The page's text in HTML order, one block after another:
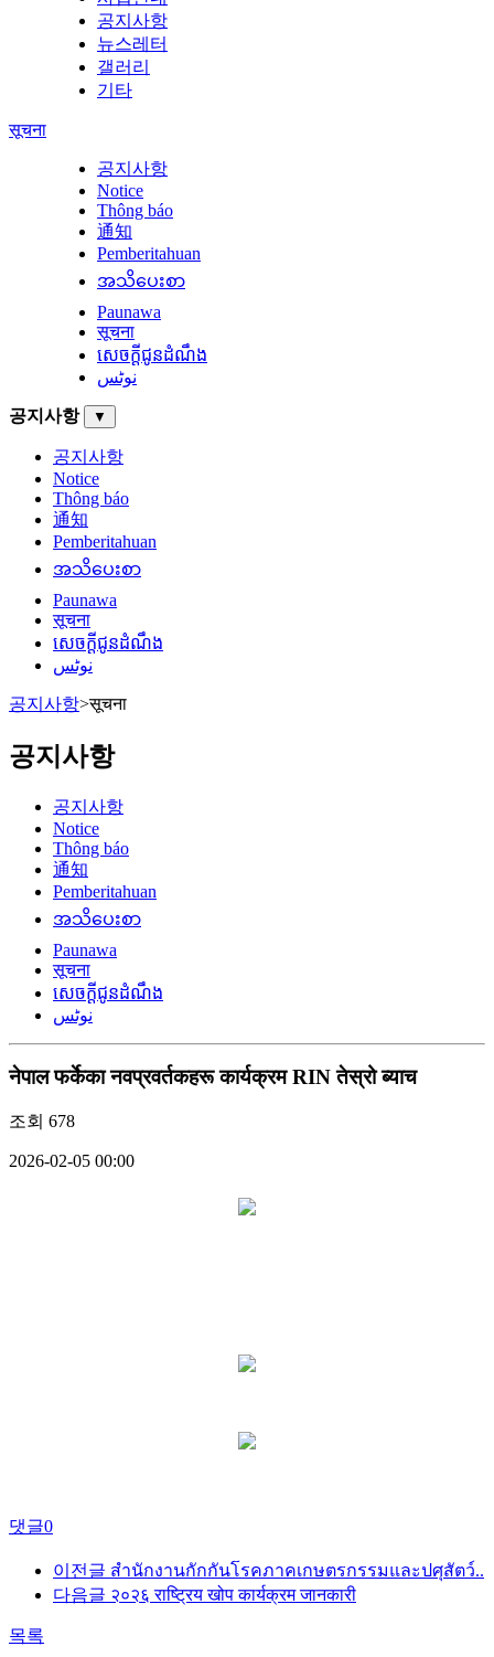
공지사항
뉴스레터
갤러리
기타
सूचना
공지사항
Notice
Thông báo
通知
Pemberitahuan
အသိပေးစာ
Paunawa
सूचना
សេចក្តីជូនដំណឹង
نوٹس
공지사항 ▼
공지사항
Notice
Thông báo
通知
Pemberitahuan
အသိပေးစာ
Paunawa
सूचना
សេចក្តីជូនដំណឹង
نوٹس
공지사항>सूचना
공지사항
공지사항
Notice
Thông báo
通知
Pemberitahuan
အသိပေးစာ
Paunawa
सूचना
សេចក្តីជូនដំណឹង
نوٹس
नेपाल फर्केका नवप्रवर्तकहरू कार्यक्रम RIN तेस्रो ब्याच
조회 678
2026-02-05 00:00
댓글0
이전글 สำนักงานกักกันโรคภาคเกษตรกรรมและปศุสัตว์..
다음글 २०२६ राष्ट्रिय खोप कार्यक्रम जानकारी
목록